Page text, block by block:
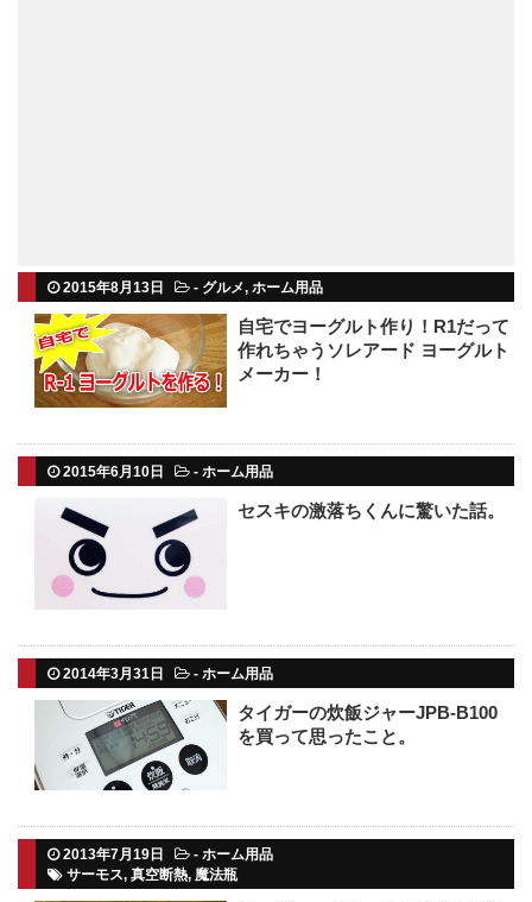
2015年8月13日 - グルメ, ホーム用品
自宅でヨーグルト作り！R1だって
作れちゃうソレアード ヨーグルト
メーカー！
2015年6月10日 - ホーム用品
セスキの激落ちくんに驚いた話。
2014年3月31日 - ホーム用品
タイガーの炊飯ジャーJPB-B100
を買って思ったこと。
2013年7月19日 - ホーム用品
サーモス, 真空断熱, 魔法瓶